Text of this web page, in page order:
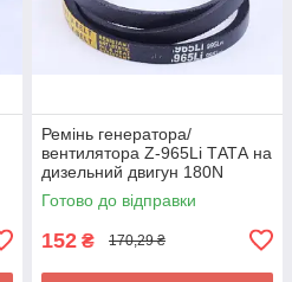
Ремінь генератора/
вентилятора Z-965Li ТАТА на
дизельний двигун 180N
Готово до відправки
152 ₴ 170,29 ₴